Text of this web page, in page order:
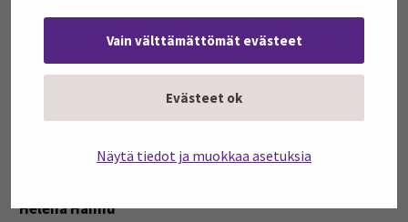
Vain välttämättömät evästeet
Evästeet ok
Näytä tiedot ja muokkaa asetuksia
ole varmoja siitä, mihin haluaisivat työllistyä. Monelle
opiskelijalle tuleva ura on selvillä jo opiskelupaikkaa
hakiessa. Kuitenkin myös nämä opiskelijat tarvitsevat
kannustusta ja rakentavaa palautetta opettajiltaan.
työelämää ajatellen.
Helena Hannu